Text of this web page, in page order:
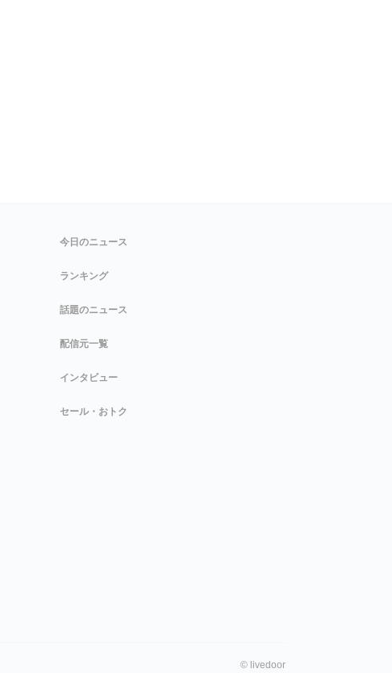
今日のニュース
ランキング
話題のニュース
配信元一覧
インタビュー
セール・おトク
© livedoor